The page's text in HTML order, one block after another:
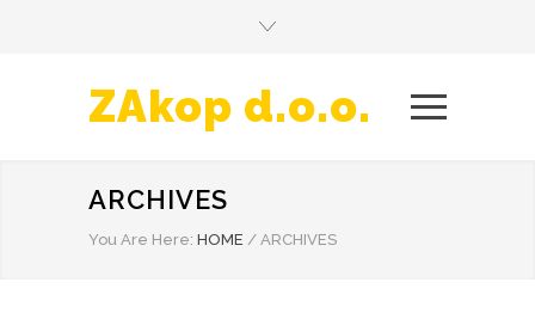
ZAkop d.o.o.
ARCHIVES
You Are Here: HOME / ARCHIVES